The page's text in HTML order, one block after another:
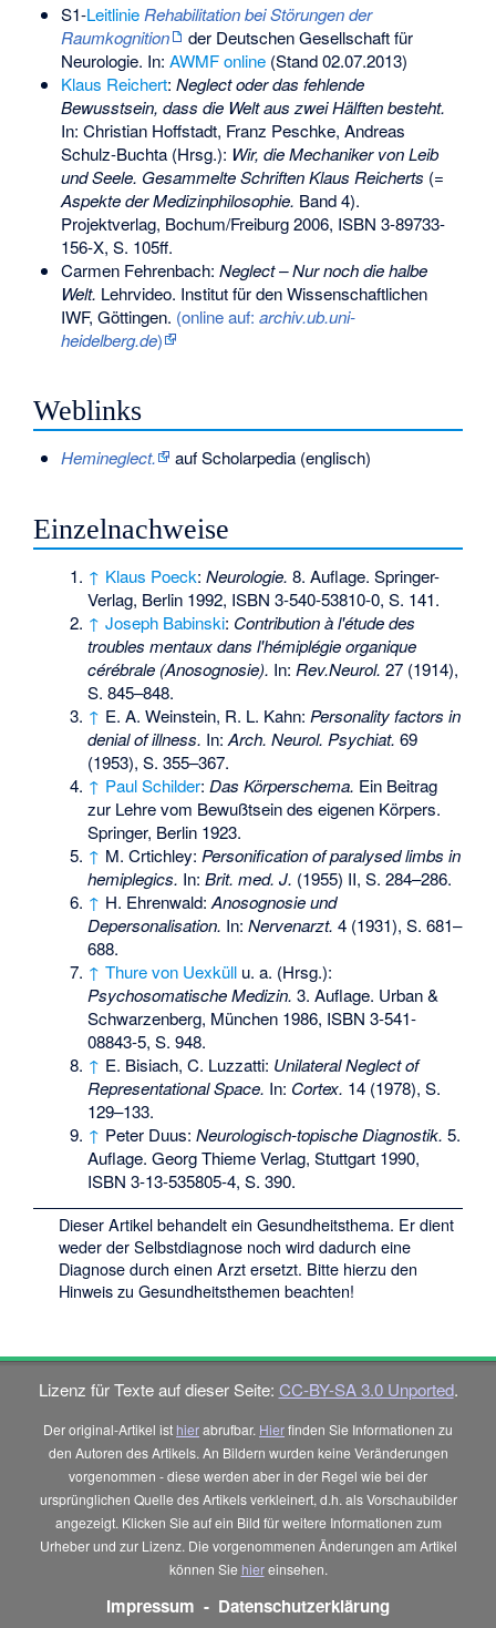
S1-Leitlinie Rehabilitation bei Störungen der
Raumkognition
der Deutschen Gesellschaft für
Neurologie. In: AWMF online(Stand 02.07.2013)
Klaus Reichert: Neglect oder das fehlende
Bewusstsein, dass die Welt aus zwei Hälften besteht.
In: Christian Hoffstadt, Franz Peschke, Andreas
Schulz-Buchta (Hrsg.): Wir, die Mechaniker von Leib
und Seele. Gesammelte Schriften Klaus Reicherts (=
Aspekte der Medizinphilosophie. Band 4).
Projektverlag, Bochum/Freiburg 2006, ISBN 3-89733-
156-X, S. 105ff.
Carmen Fehrenbach: Neglect – Nur noch die halbe
Welt. Lehrvideo. Institut für den Wissenschaftlichen
IWF, Göttingen. (online auf: archiv.ub.uni-
heidelberg.de)
Weblinks
Hemineglect. auf Scholarpedia (englisch)
Einzelnachweise
↑ Klaus Poeck:Neurologie. 8. Auflage. Springer-
Verlag, Berlin 1992, ISBN 3-540-53810-0, S. 141.
↑ Joseph Babinski: Contribution à l'étude des
troubles mentaux dans l'hémiplégie organique
cérébrale (Anosognosie). In: Rev.Neurol. 27 (1914),
S. 845–848.
↑ E. A. Weinstein, R. L. Kahn: Personality factors in
denial of illness. In:Arch. Neurol. Psychiat. 69
(1953), S. 355–367.
↑ Paul Schilder:Das Körperschema. Ein Beitrag
zur Lehre vom Bewußtsein des eigenen Körpers.
Springer, Berlin 1923.
↑ M. Crtichley: Personification of paralysed limbs in
hemiplegics. In:Brit. med. J. (1955) II, S. 284–286.
↑ H. Ehrenwald:Anosognosie und
Depersonalisation. In:Nervenarzt. 4 (1931), S. 681–
688.
↑ Thure von Uexküll u. a. (Hrsg.):
Psychosomatische Medizin. 3. Auflage. Urban &
Schwarzenberg, München 1986, ISBN 3-541-
08843-5, S. 948.
↑ E. Bisiach, C. Luzzatti: Unilateral Neglect of
Representational Space. In: Cortex. 14 (1978), S.
129–133.
↑ Peter Duus:Neurologisch-topische Diagnostik. 5.
Auflage. Georg Thieme Verlag, Stuttgart 1990,
ISBN 3-13-535805-4, S. 390.
Dieser Artikel behandelt ein Gesundheitsthema. Er dient
weder der Selbstdiagnose noch wird dadurch eine
Diagnose durch einen Arzt ersetzt. Bitte hierzu den
Hinweis zu Gesundheitsthemen beachten!
Lizenz für Texte auf dieser Seite: CC-BY-SA 3.0 Unported.
Der original-Artikel ist hierabrufbar. Hierfinden Sie Informationen zu
den Autoren des Artikels. An Bildern wurden keine Veränderungen
vorgenommen - diese werden aber in der Regel wie bei der
ursprünglichen Quelle des Artikels verkleinert, d.h. als Vorschaubilder
angezeigt. Klicken Sie auf ein Bild für weitere Informationen zum
Urheber und zur Lizenz. Die vorgenommenen Änderungen am Artikel
können Sie hiereinsehen.
Impressum - Datenschutzerklärung